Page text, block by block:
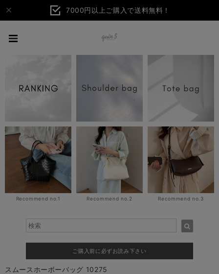
7000円以上ご購入で送料無料！
Recommend no.1 Recommend no.2 Recommend no.3
ご購入前に必ずお読み下さい
スムースホーボーバッグ 10275